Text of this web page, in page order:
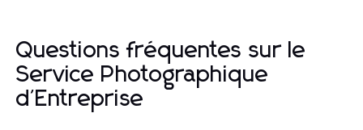
Questions fréquentes sur le
Service Photographique
d'Entreprise